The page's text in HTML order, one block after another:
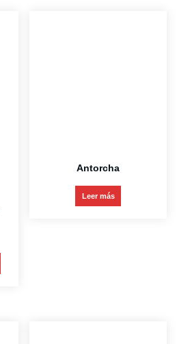
Antorcha
Leer más